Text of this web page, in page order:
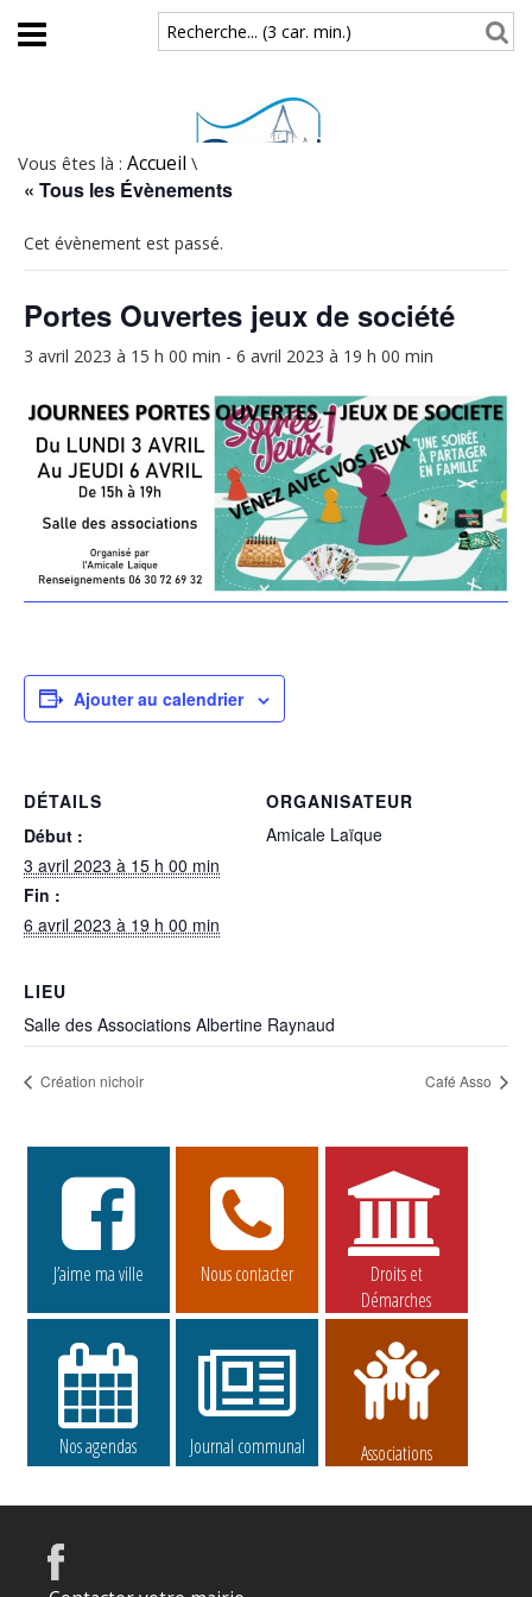
Aller au contenu principal
Recherche... (3 car. min.)
Vous êtes là : Accueil \
« Tous les Évènements
Cet évènement est passé.
Portes Ouvertes jeux de société
3 avril 2023 à 15 h 00 min - 6 avril 2023 à 19 h 00 min
Ajouter au calendrier
DÉTAILS
Début :
3 avril 2023 à 15 h 00 min
Fin :
6 avril 2023 à 19 h 00 min
ORGANISATEUR
Amicale Laïque
LIEU
Salle des Associations Albertine Raynaud
Création nichoir Café Asso
J’aime ma ville Nous contacter
Droits et
Démarches
Nos agendas Journal communal Associations